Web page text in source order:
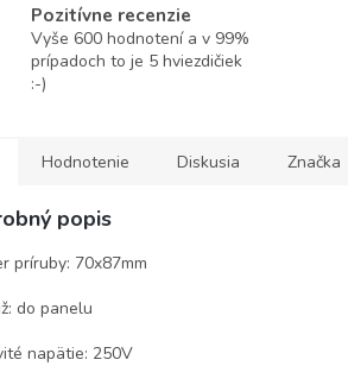
Pozitívne recenzie
Vyše 600 hodnotení a v 99%
prípadoch to je 5 hviezdičiek
:-)
Hodnotenie Diskusia Značka
popis
príruby: 70x87mm
do panelu
napätie: 250V